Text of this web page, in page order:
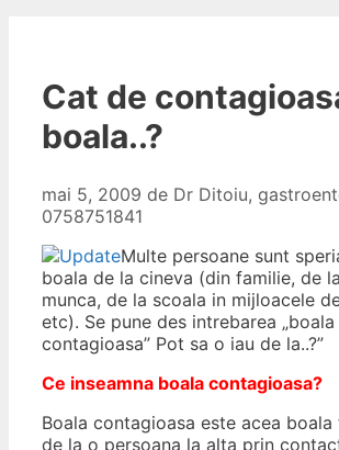
Cat de
boala..?
mai 5, 2009 de Dr Ditoiu,
0758751841
Multe persoane sunt
boala de la cineva (din familie, de
munca, de la scoala in mijloacele
etc). Se pune des intrebarea
contagioasa” Pot sa o iau de la..?”
Ce inseamna boala contagioasa?
Boala contagioasa este acea boala
de la o persoana la alta prin